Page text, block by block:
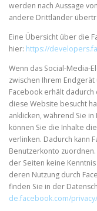
werden nach Aussage
andere Drittländer
Eine Übersicht über die
hier: https://
Wenn das Social-Media-
zwischen Ihrem
Facebook erhält dadurch
diese Website besucht
anklicken, während Sie
können Sie die Inhalte
verlinken. Dadurch kann
Benutzerkonto
der Seiten keine
deren Nutzung durch
finden Sie in der
de.facebook.com/